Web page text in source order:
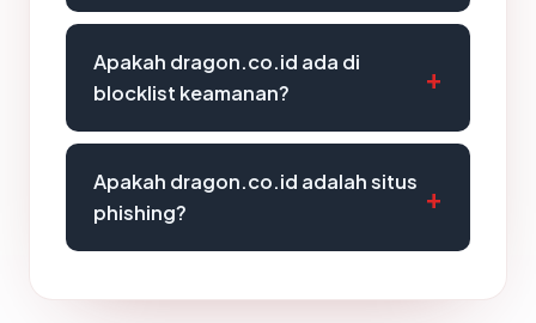
Apakah dragon.co.id ada di
blocklist keamanan?
Apakah dragon.co.id adalah situs
phishing?